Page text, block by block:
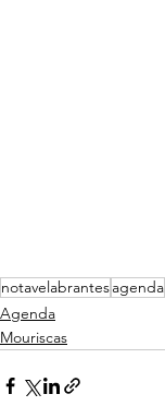
notavelabrantesagenda
Agenda
Mouriscas